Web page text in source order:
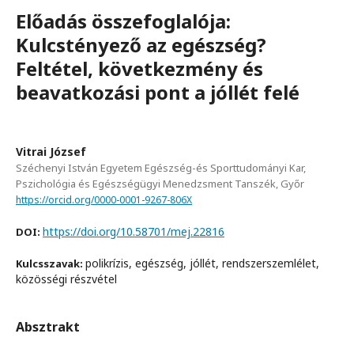
Előadás összefoglalója:
Kulcstényező az egészség?
Feltétel, következmény és
beavatkozási pont a jóllét felé
Vitrai József
Széchenyi István Egyetem Egészség-és Sporttudományi Kar,
Pszichológia és Egészségügyi Menedzsment Tanszék, Győr
https://orcid.org/0000-0001-9267-806X
DOI: https://doi.org/10.58701/mej.22816
Kulcsszavak: polikrízis, egészség, jóllét, rendszerszemlélet,
közösségi részvétel
Absztrakt